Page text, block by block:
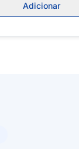
Adicionar